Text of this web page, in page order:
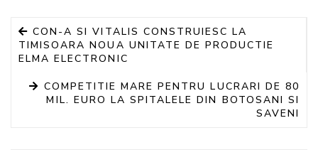
CON-A SI VITALIS CONSTRUIESC LA
TIMISOARA NOUA UNITATE DE PRODUCTIE
ELMA ELECTRONIC
COMPETITIE MARE PENTRU LUCRARI DE 80
MIL. EURO LA SPITALELE DIN BOTOSANI SI
SAVENI